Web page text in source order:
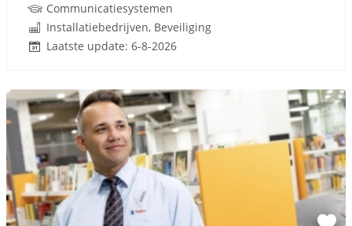
Communicatiesystemen
Installatiebedrijven, Beveiliging
Laatste update: 6-8-2026